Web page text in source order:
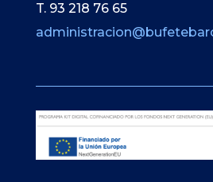
T. 93 218 76 65